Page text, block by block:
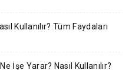
Kullanılır? Tüm Faydaları
İşe Yarar? Nasıl Kullanılır?